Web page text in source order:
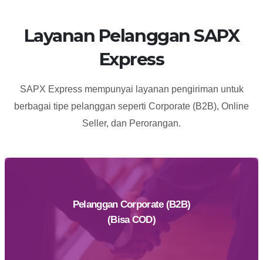
Layanan Pelanggan SAPX
Express
SAPX Express mempunyai layanan pengiriman untuk
berbagai tipe pelanggan seperti Corporate (B2B), Online
Seller, dan Perorangan.
Pelanggan Corporate (B2B)
(Bisa COD)